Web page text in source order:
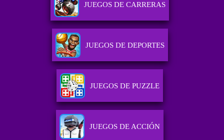
JUEGOS DE CARRERAS
JUEGOS DE DEPORTES
JUEGOS DE PUZZLE
JUEGOS DE ACCIÓN